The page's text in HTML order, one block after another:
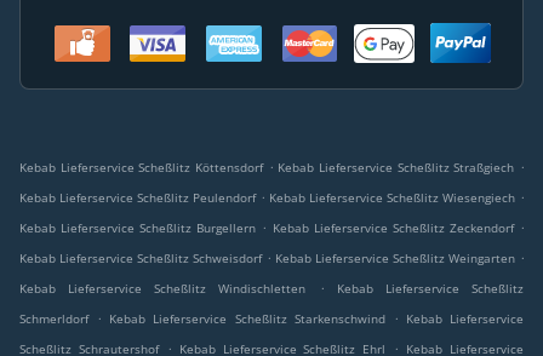
Kebab Lieferservice Scheßlitz Köttensdorf . Kebab Lieferservice Scheßlitz Straßgiech .
Kebab Lieferservice Scheßlitz Peulendorf . Kebab Lieferservice Scheßlitz Wiesengiech .
Kebab Lieferservice Scheßlitz Burgellern . Kebab Lieferservice Scheßlitz Zeckendorf .
Kebab Lieferservice Scheßlitz Schweisdorf . Kebab Lieferservice Scheßlitz Weingarten .
Kebab Lieferservice Scheßlitz Windischletten
.
Kebab Lieferservice Scheßlitz
Schmerldorf
. Kebab Lieferservice Scheßlitz Starkenschwind . Kebab Lieferservice
Scheßlitz Schrautershof
. Kebab Lieferservice Scheßlitz Ehrl . Kebab Lieferservice